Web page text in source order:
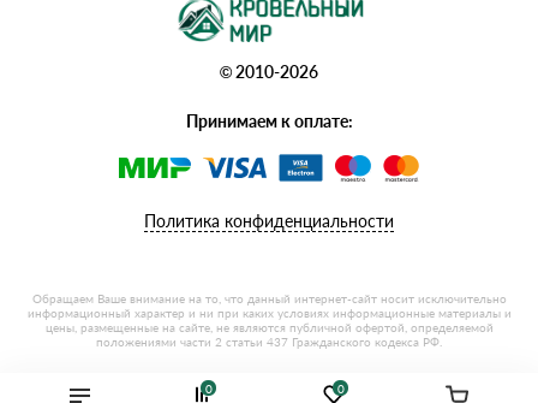
0
0
© 2010-2026
Принимаем к оплате:
Политика конфиденциальности